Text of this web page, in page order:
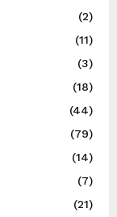
(2)
(11)
(3)
(18)
(44)
(79)
(14)
(7)
(21)